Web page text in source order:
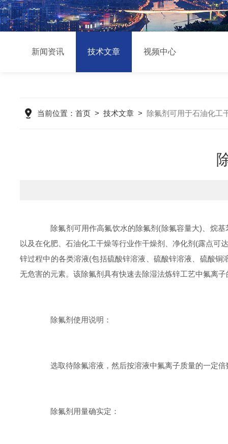
新闻资讯 技术文章 视频中心
当前位置： 首页 > 技术文章 > 除氟剂可用于石油化工
除氟剂可用作高氟饮水的除氟剂(除氟容量大)、烷基
以及在化肥、石油化工干燥等行业作干燥剂、净化剂(露点可
锌过程中的各类溶液(包括硫酸锌溶液、硫酸锌溶液、硫酸
无危害的元素。该除氟剂具有快速去除湿法炼锌工艺中氟离
除氟剂使用说明：
选取待除氟溶液，然后按溶液中氟离子质量的一定倍
除氟剂用量确实定：